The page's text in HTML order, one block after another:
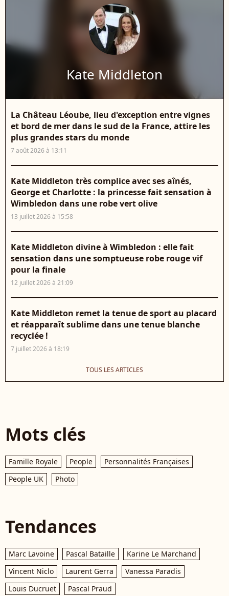
Kate Middleton
La Château Léoube, lieu d'exception entre vignes
et bord de mer dans le sud de la France, attire les
plus grandes stars du monde
7 août 2026 à 13:11
Kate Middleton très complice avec ses aînés,
George et Charlotte : la princesse fait sensation à
Wimbledon dans une robe vert olive
13 juillet 2026 à 15:58
Kate Middleton divine à Wimbledon : elle fait
sensation dans une somptueuse robe rouge vif
pour la finale
12 juillet 2026 à 21:09
Kate Middleton remet la tenue de sport au placard
et réapparaît sublime dans une tenue blanche
recyclée !
7 juillet 2026 à 18:19
TOUS LES ARTICLES
Mots clés
Famille Royale People
Personnalités Françaises
People UK
Photo
Tendances
Marc Lavoine Pascal Bataille
Karine Le Marchand
Vincent Niclo
Laurent Gerra
Vanessa Paradis
Louis Ducruet
Pascal Praud